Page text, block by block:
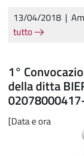
13/04/2018 |
tutto
1°
della ditta
[Data e ora